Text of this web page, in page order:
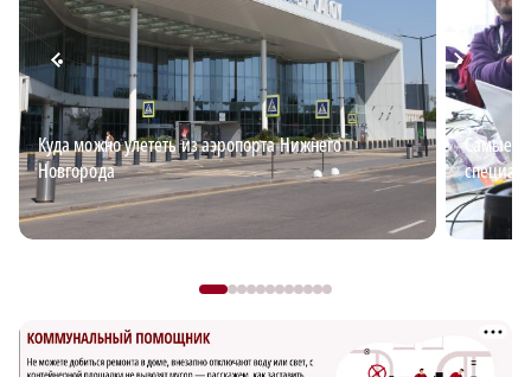
Куда можно улететь из аэропорта Нижнего
Новгорода
Самые